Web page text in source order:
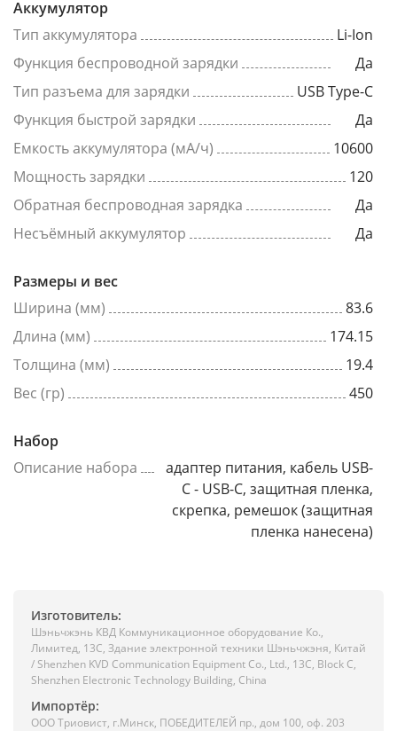
Аккумулятор
Тип аккумулятора
Li-Ion
Функция беспроводной зарядки
Да
Тип разъема для зарядки
USB Type-C
Функция быстрой зарядки
Да
Емкость аккумулятора (мА/ч)
10600
Мощность зарядки
120
Обратная беспроводная зарядка
Да
Несъёмный аккумулятор
Да
Размеры и вес
Ширина (мм)
83.6
Длина (мм)
174.15
Толщина (мм)
19.4
Вес (гр)
450
Набор
Описание набора
адаптер питания, кабель USB-
C - USB-C, защитная пленка,
скрепка, ремешок (защитная
пленка нанесена)
Изготовитель:
Шэньчжэнь КВД Коммуникационное оборудование Ко.,
Лимитед, 13C, Здание электронной техники Шэньчжэня, Китай
/ Shenzhen KVD Communication Equipment Co., Ltd., 13C, Block C,
Shenzhen Electronic Technology Building, China
Импортёр:
ООО Триовист, г.Минск, ПОБЕДИТЕЛЕЙ пр., дом 100, оф. 203